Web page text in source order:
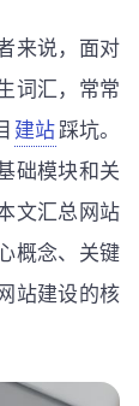
来说，面对
词汇，常常
建站 踩坑。
础模块和关
文汇总网站
概念、关键
站建设的核